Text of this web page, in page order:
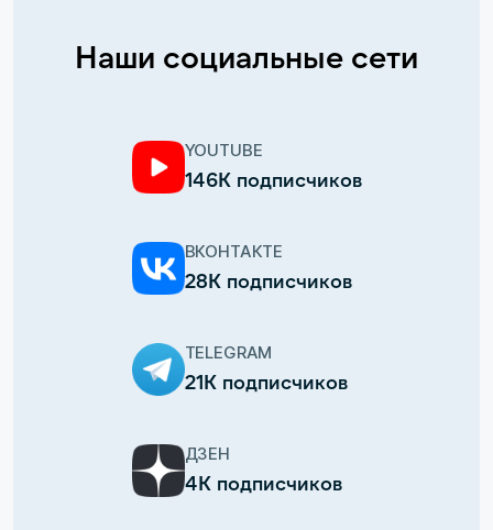
Наши социальные сети
YOUTUBE
146К подписчиков
ВКОНТАКТЕ
28К подписчиков
TELEGRAM
21К подписчиков
ДЗЕН
4К подписчиков